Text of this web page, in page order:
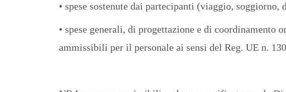
• spese sostenute dai partecipanti (viaggio, soggiorno,
• spese generali, di progettazione e di
ammissibili per il personale ai sensi del Reg. UE n.